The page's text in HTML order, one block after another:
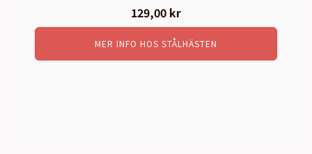
129,00 kr
MER INFO HOS STÅLHÄSTEN